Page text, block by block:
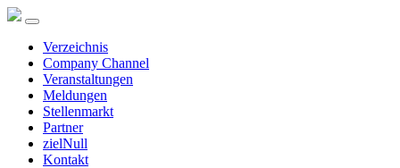
Verzeichnis
Company Channel
Veranstaltungen
Meldungen
Stellenmarkt
Partner
zielNull
Kontakt